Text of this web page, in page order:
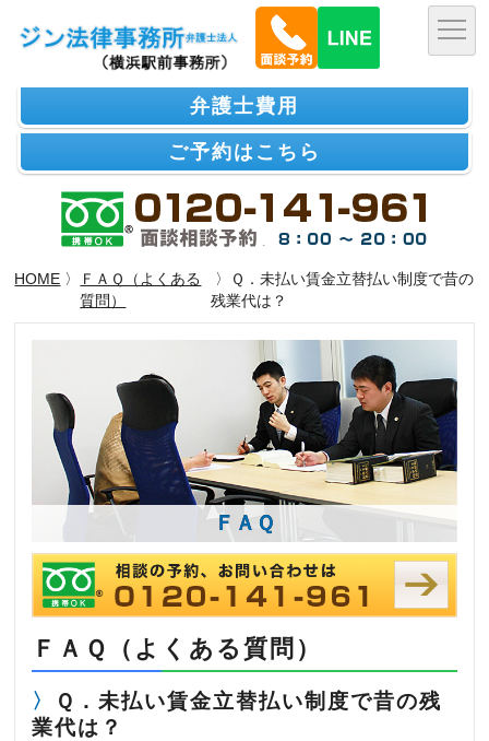
弁護士費用
ご予約はこちら
HOME 〉
ＦＡＱ（よくある
質問）
〉Ｑ．未払い賃金立替払い制度で昔の
残業代は？
ＦＡＱ
ＦＡＱ（よくある質問）
Ｑ．未払い賃金立替払い制度で昔の残
業代は？